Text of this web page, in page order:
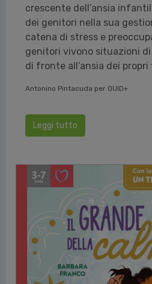
crescente dell’ansia
dei genitori nella sua
catena di stress e
genitori vivono situazioni
di fronte all’ansia dei propri
Antonino Pintacuda per QUID+
Leggi tutto